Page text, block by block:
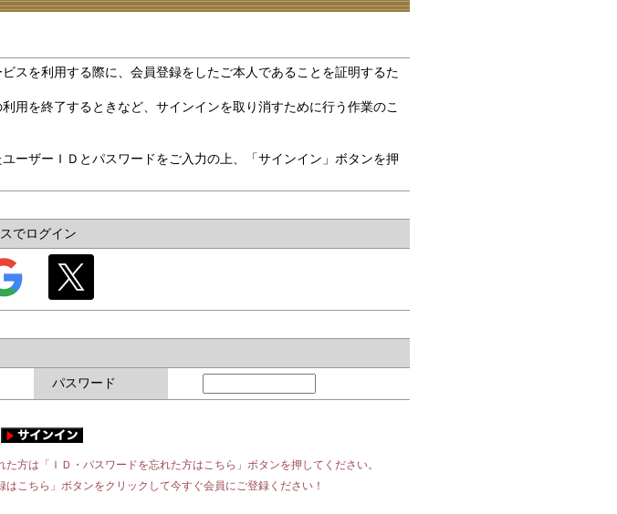
スを利用する際に、会員登録をしたご本人であることを証明するた
用を終了するときなど、サインインを取り消すために行う作業のこ
ーザーＩＤとパスワードをご入力の上、「サインイン」ボタンを押
でログイン
パスワード
方は「ＩＤ・パスワードを忘れた方はこちら」ボタンを押してください。
こちら」ボタンをクリックして今すぐ会員にご登録ください！